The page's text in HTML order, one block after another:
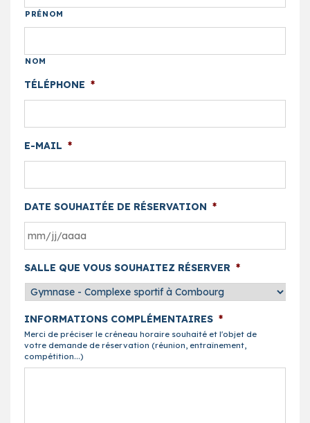
PRÉNOM
NOM
TÉLÉPHONE *
E-MAIL *
DATE SOUHAITÉE DE RÉSERVATION *
slash
JJ
slash
SALLE QUE VOUS SOUHAITEZ RÉSERVER *
INFORMATIONS COMPLÉMENTAIRES *
Merci de préciser le créneau horaire souhaité et l'objet de
votre demande de réservation (réunion, entraînement,
compétition...)